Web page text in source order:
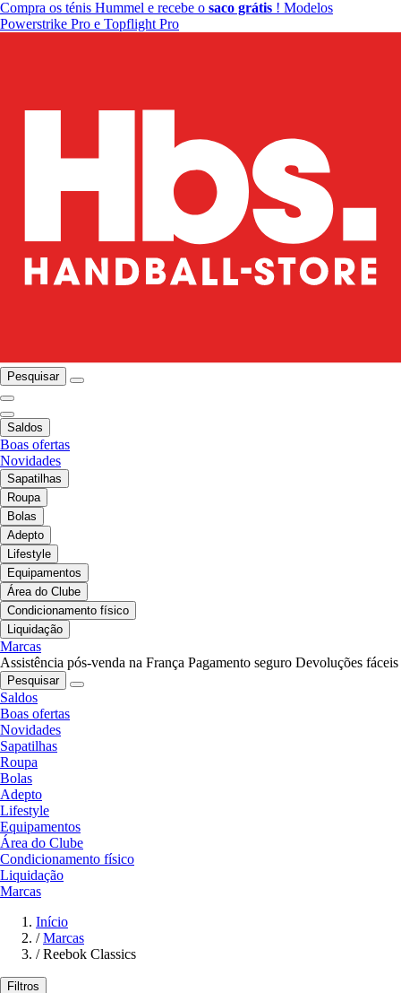
Compra os ténis Hummel e recebe o saco grátis ! Modelos
Powerstrike Pro e Topflight Pro
Pesquisar
Saldos
Boas ofertas
Novidades
Sapatilhas
Roupa
Bolas
Adepto
Lifestyle
Equipamentos
Área do Clube
Condicionamento físico
Liquidação
Marcas
Assistência pós-venda na França Pagamento seguro Devoluções fáceis
Pesquisar
Saldos
Boas ofertas
Novidades
Sapatilhas
Roupa
Bolas
Adepto
Lifestyle
Equipamentos
Área do Clube
Condicionamento físico
Liquidação
Marcas
Início
/ Marcas
/ Reebok Classics
Filtros